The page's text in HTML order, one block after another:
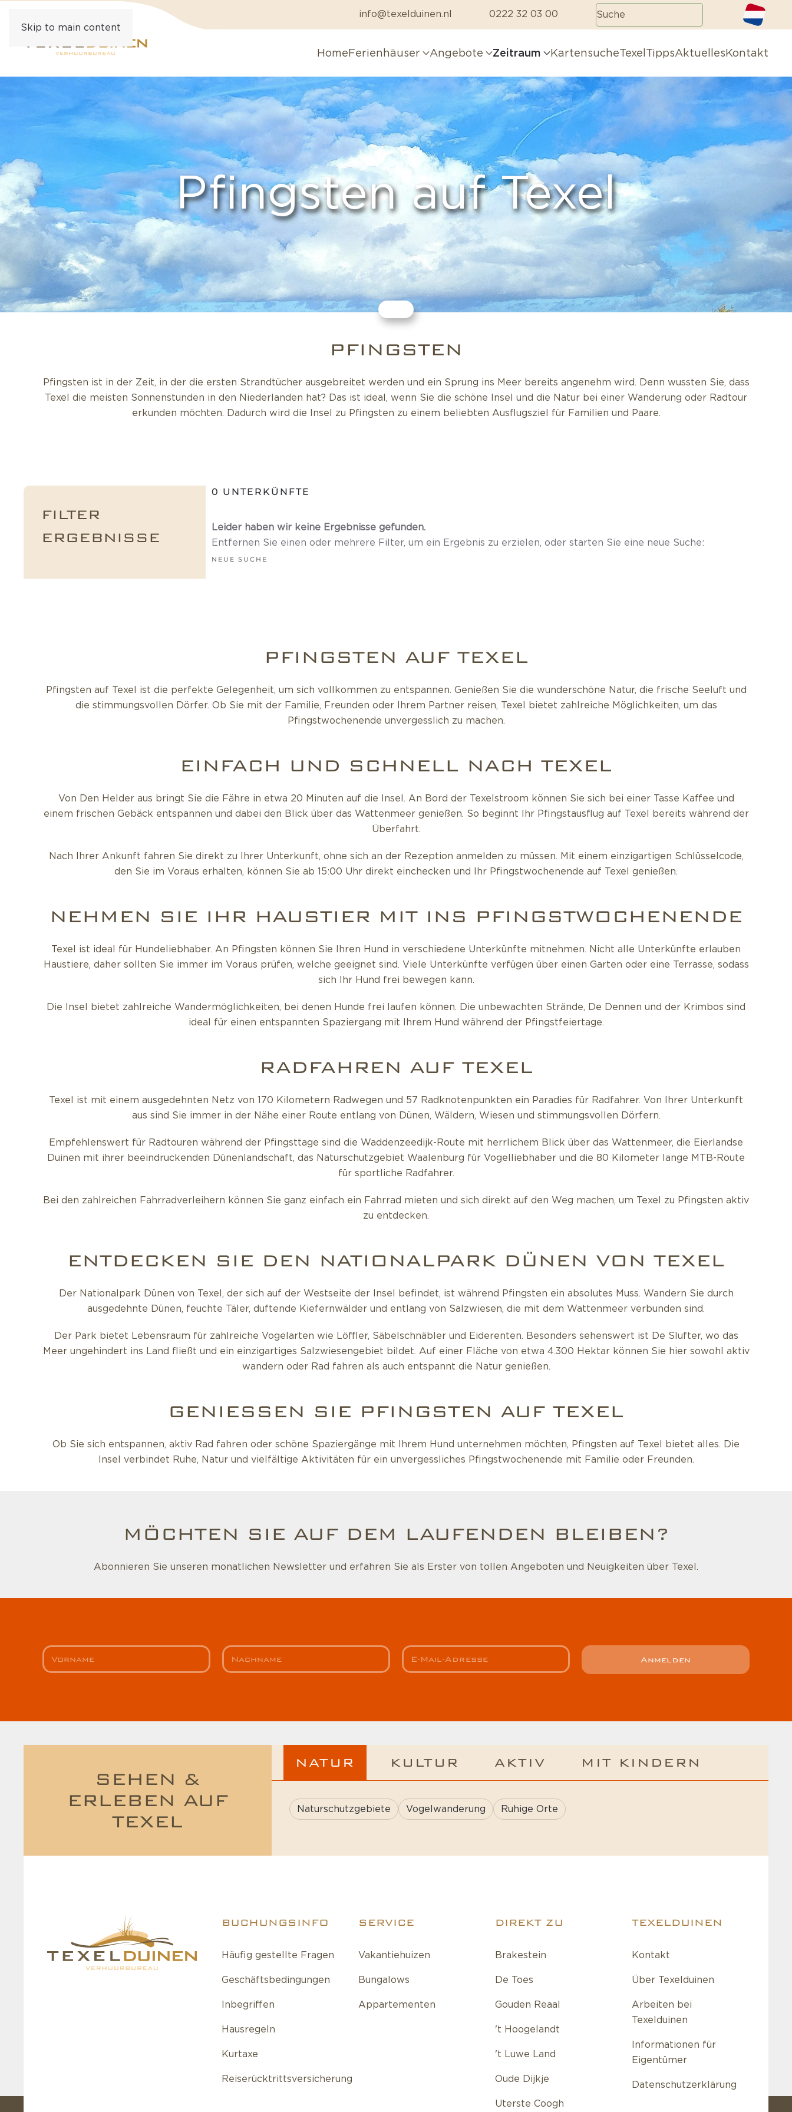
Skip to main content
info@texelduinen.nl 0222 32 03 00
Home Ferienhäuser Angebote Zeitraum KartensucheTexelTippsAktuelles Kontakt
Pfingsten auf Texel
PFINGSTEN
Pfingsten ist in der Zeit, in der die ersten Strandtücher ausgebreitet werden und ein Sprung ins Meer bereits angenehm wird. Denn wussten Sie, dass
Texel die meisten Sonnenstunden in den Niederlanden hat? Das ist ideal, wenn Sie die schöne Insel und die Natur bei einer Wanderung oder Radtour
erkunden möchten. Dadurch wird die Insel zu Pfingsten zu einem beliebten Ausflugsziel für Familien und Paare.
FILTER
ERGEBNISSE
0 UNTERKÜNFTE
Leider haben wir keine Ergebnisse gefunden.
Entfernen Sie einen oder mehrere Filter, um ein Ergebnis zu erzielen, oder starten Sie eine neue Suche:
NEUE SUCHE
PFINGSTEN AUF TEXEL
Pfingsten auf Texel ist die perfekte Gelegenheit, um sich vollkommen zu entspannen. Genießen Sie die wunderschöne Natur, die frische Seeluft und
die stimmungsvollen Dörfer. Ob Sie mit der Familie, Freunden oder Ihrem Partner reisen, Texel bietet zahlreiche Möglichkeiten, um das
Pfingstwochenende unvergesslich zu machen.
EINFACH UND SCHNELL NACH TEXEL
Von Den Helder aus bringt Sie die Fähre in etwa 20 Minuten auf die Insel. An Bord der Texelstroom können Sie sich bei einer Tasse Kaffee und
einem frischen Gebäck entspannen und dabei den Blick über das Wattenmeer genießen. So beginnt Ihr Pfingstausflug auf Texel bereits während der
Überfahrt.
Nach Ihrer Ankunft fahren Sie direkt zu Ihrer Unterkunft, ohne sich an der Rezeption anmelden zu müssen. Mit einem einzigartigen Schlüsselcode,
den Sie im Voraus erhalten, können Sie ab 15:00 Uhr direkt einchecken und Ihr Pfingstwochenende auf Texel genießen.
NEHMEN SIE IHR HAUSTIER MIT INS PFINGSTWOCHENENDE
Texel ist ideal für Hundeliebhaber. An Pfingsten können Sie Ihren Hund in verschiedene Unterkünfte mitnehmen. Nicht alle Unterkünfte erlauben
Haustiere, daher sollten Sie immer im Voraus prüfen, welche geeignet sind. Viele Unterkünfte verfügen über einen Garten oder eine Terrasse, sodass
sich Ihr Hund frei bewegen kann.
Die Insel bietet zahlreiche Wandermöglichkeiten, bei denen Hunde frei laufen können. Die unbewachten Strände, De Dennen und der Krimbos sind
ideal für einen entspannten Spaziergang mit Ihrem Hund während der Pfingstfeiertage.
RADFAHREN AUF TEXEL
Texel ist mit einem ausgedehnten Netz von 170 Kilometern Radwegen und 57 Radknotenpunkten ein Paradies für Radfahrer. Von Ihrer Unterkunft
aus sind Sie immer in der Nähe einer Route entlang von Dünen, Wäldern, Wiesen und stimmungsvollen Dörfern.
Empfehlenswert für Radtouren während der Pfingsttage sind die Waddenzeedijk-Route mit herrlichem Blick über das Wattenmeer, die Eierlandse
Duinen mit ihrer beeindruckenden Dünenlandschaft, das Naturschutzgebiet Waalenburg für Vogelliebhaber und die 80 Kilometer lange MTB-Route
für sportliche Radfahrer.
Bei den zahlreichen Fahrradverleihern können Sie ganz einfach ein Fahrrad mieten und sich direkt auf den Weg machen, um Texel zu Pfingsten aktiv
zu entdecken.
ENTDECKEN SIE DEN NATIONALPARK DÜNEN VON TEXEL
Der Nationalpark Dünen von Texel, der sich auf der Westseite der Insel befindet, ist während Pfingsten ein absolutes Muss. Wandern Sie durch
ausgedehnte Dünen, feuchte Täler, duftende Kiefernwälder und entlang von Salzwiesen, die mit dem Wattenmeer verbunden sind.
Der Park bietet Lebensraum für zahlreiche Vogelarten wie Löffler, Säbelschnäbler und Eiderenten. Besonders sehenswert ist De Slufter, wo das
Meer ungehindert ins Land fließt und ein einzigartiges Salzwiesengebiet bildet. Auf einer Fläche von etwa 4.300 Hektar können Sie hier sowohl aktiv
wandern oder Rad fahren als auch entspannt die Natur genießen.
GENIESSEN SIE PFINGSTEN AUF TEXEL
Ob Sie sich entspannen, aktiv Rad fahren oder schöne Spaziergänge mit Ihrem Hund unternehmen möchten, Pfingsten auf Texel bietet alles. Die
Insel verbindet Ruhe, Natur und vielfältige Aktivitäten für ein unvergessliches Pfingstwochenende mit Familie oder Freunden.
MÖCHTEN SIE AUF DEM LAUFENDEN BLEIBEN?
Abonnieren Sie unseren monatlichen Newsletter und erfahren Sie als Erster von tollen Angeboten und Neuigkeiten über Texel.
Anmelden
SEHEN &
ERLEBEN AUF
TEXEL
NATUR KULTUR AKTIV MIT KINDERN
Naturschutzgebiete Vogelwanderung Ruhige Orte
BUCHUNGSINFO
Häufig gestellte Fragen
Geschäftsbedingungen
Inbegriffen
Hausregeln
Kurtaxe
Reiserücktrittsversicherung
SERVICE
Vakantiehuizen
Bungalows
Appartementen
DIREKT ZU
Brakestein
De Toes
Gouden Reaal
't Hoogelandt
't Luwe Land
Oude Dijkje
Uterste Coogh
TEXELDUINEN
Kontakt
Über Texelduinen
Arbeiten bei
Texelduinen
Informationen für
Eigentümer
Datenschutzerklärung